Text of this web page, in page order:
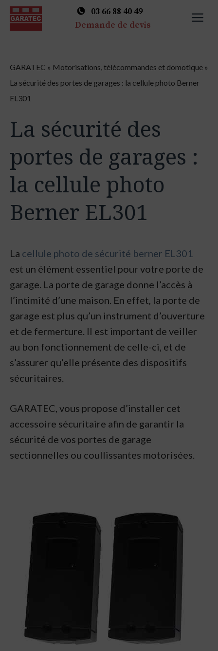
content
03 66 88 40 49
Demande de devis
GARATEC » Motorisations, télécommandes et domotique »
La sécurité des portes de garages : la cellule photo Berner
EL301
La sécurité des
portes de garages :
la cellule photo
Berner EL301
La cellule photo de sécurité berner EL301
est un élément essentiel pour votre porte de
garage. La porte de garage donne l’accès à
l’intimité d’une maison. En effet, la porte de
garage est plus qu’un instrument d’ouverture
et de fermerture. Il est important de veiller
au bon fonctionnement de celle-ci, et de
s’assurer qu’elle présente des dispositifs
sécuritaires.
GARATEC, vous propose d’installer cet
accessoire sécuritaire afin de garantir la
sécurité de vos portes de garage
sectionnelles ou coullissantes motorisées.